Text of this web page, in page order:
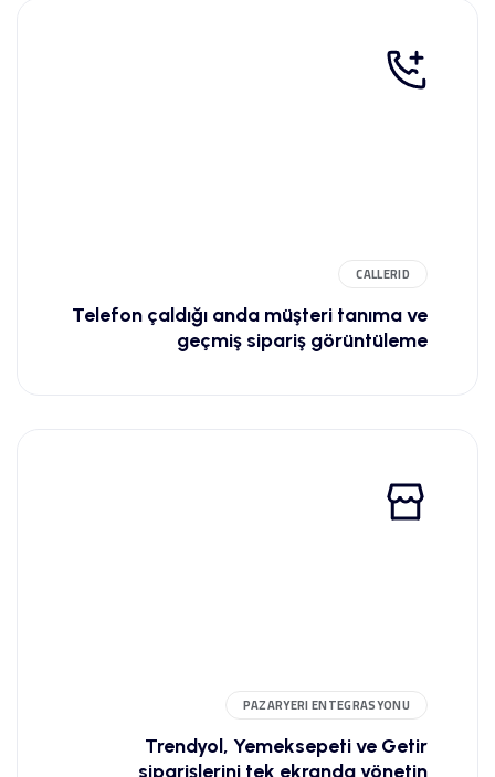
CALLERID
Telefon çaldığı anda müşteri tanıma ve
geçmiş sipariş görüntüleme
PAZARYERI ENTEGRASYONU
Trendyol, Yemeksepeti ve Getir
siparişlerini tek ekranda yönetin